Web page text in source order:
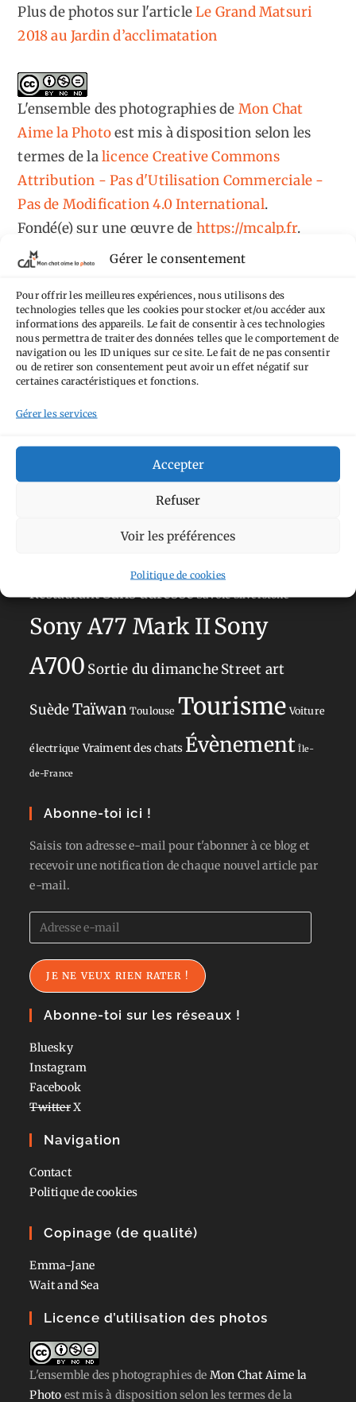
Gérer le consentement
Pour offrir les meilleures expériences, nous utilisons des
technologies telles que les cookies pour stocker et/ou accéder aux
informations des appareils. Le fait de consentir à ces technologies
nous permettra de traiter des données telles que le comportement de
navigation ou les ID uniques sur ce site. Le fait de ne pas consentir
ou de retirer son consentement peut avoir un effet négatif sur
certaines caractéristiques et fonctions.
Gérer les services
Accepter
Refuser
Voir les préférences
Politique de cookies
Plus de photos sur l'articleLe Grand Matsuri
2018 au Jardin d’acclimatation
L'ensemble des photographiesde Mon Chat
Aime la Photoest mis à disposition selon les
termes de lalicence Creative Commons
Attribution - Pas d'Utilisation Commerciale -
Pas de Modification 4.0 International.
Fondé(e) sur une œuvre de https://mcalp.fr.
Tags
AilleursAimez-vous bordel Allemagne
Anti tourisme
Hébergement
La Défense Normandie
Olympus OM-D E-M5
RestaurantSans adresseSavoie Silverstone
Sony A77 Mark IISony
A700 Sortie du dimancheStreet art
SuèdeTaïwan Toulouse Tourisme Voiture
électrique Vraiment des chats Évènement Île-
de-France
Abonne-toi ici !
Saisis ton adresse e-mail pour t'abonner à ce blog et
recevoir une notification de chaque nouvel article par
e-mail.
Adresse
e-
mail
JE NE VEUX RIEN RATER !
Abonne-toi sur les réseaux !
Bluesky
Instagram
Facebook
TwitterX
Navigation
Contact
Politique de cookies
Copinage (de qualité)
Emma-Jane
Wait and Sea
Licence d’utilisation des photos
L'ensemble des photographiesde Mon Chat Aime la
Photo est mis à disposition selon les termes de la